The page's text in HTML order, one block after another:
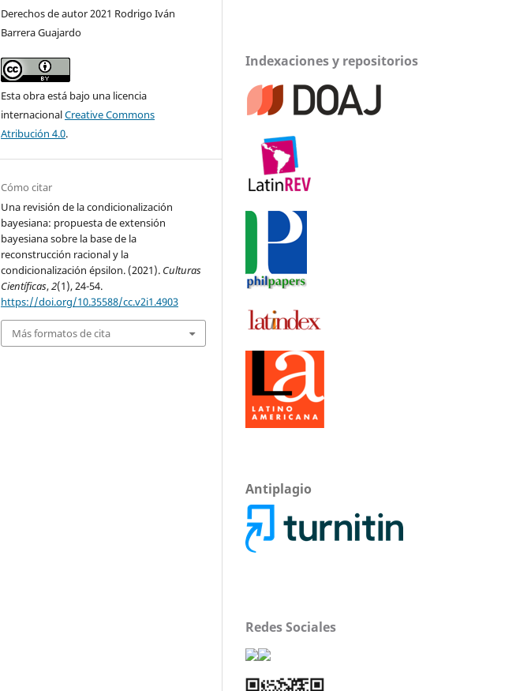
Derechos de autor 2021 Rodrigo Iván
Barrera Guajardo
Esta obra está bajo una licencia
internacionalCreative Commons
Atribución 4.0.
Cómo citar
Una revisión de la condicionalización
bayesiana: propuesta de extensión
bayesiana sobre la base de la
reconstrucción racional y la
condicionalización épsilon. (2021). Culturas
Científicas,2(1), 24-54.
https://doi.org/10.35588/cc.v2i1.4903
Más formatos de cita
Indexaciones y repositorios
Antiplagio
Redes Sociales